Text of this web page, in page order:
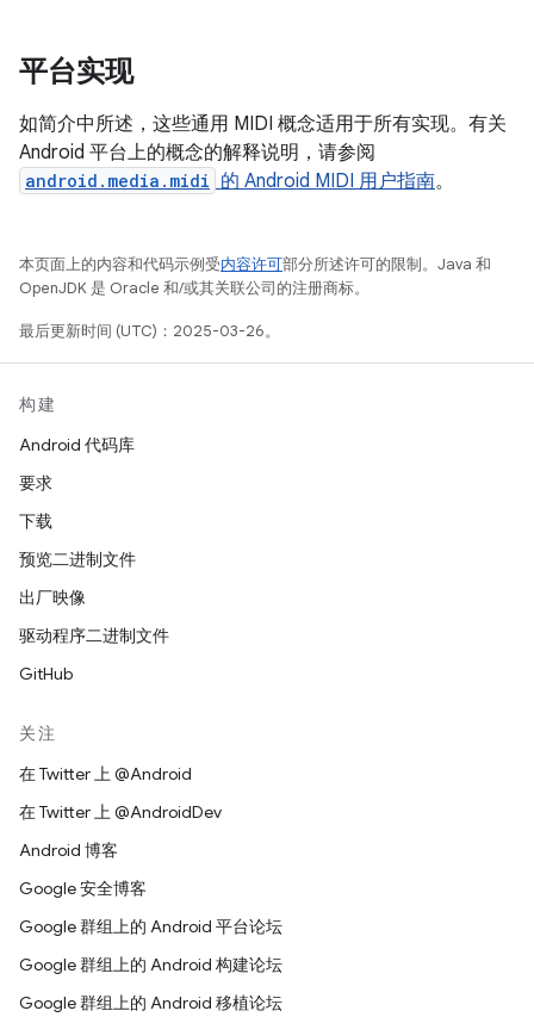
平台实现
如简介中所述，这些通用 MIDI 概念适用于所有实现。有关
Android 平台上的概念的解释说明，请参阅
android.media.midi 的 Android MIDI 用户指南。
本页面上的内容和代码示例受内容许可部分所述许可的限制。Java 和
OpenJDK 是 Oracle 和/或其关联公司的注册商标。
最后更新时间 (UTC)：2025-03-26。
构建
Android 代码库
要求
下载
预览二进制文件
出厂映像
驱动程序二进制文件
GitHub
关注
在 Twitter 上 @Android
在 Twitter 上 @AndroidDev
Android 博客
Google 安全博客
Google 群组上的 Android 平台论坛
Google 群组上的 Android 构建论坛
Google 群组上的 Android 移植论坛